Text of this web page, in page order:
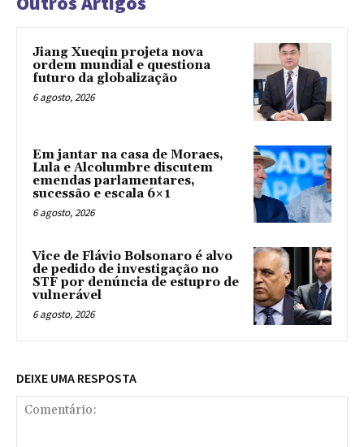
Jiang Xueqin projeta nova
ordem mundial e questiona
futuro da globalização
6 agosto, 2026
Em jantar na casa de Moraes,
Lula e Alcolumbre discutem
emendas parlamentares,
sucessão e escala 6×1
6 agosto, 2026
Vice de Flávio Bolsonaro é alvo
de pedido de investigação no
STF por denúncia de estupro de
vulnerável
6 agosto, 2026
DEIXE UMA RESPOSTA